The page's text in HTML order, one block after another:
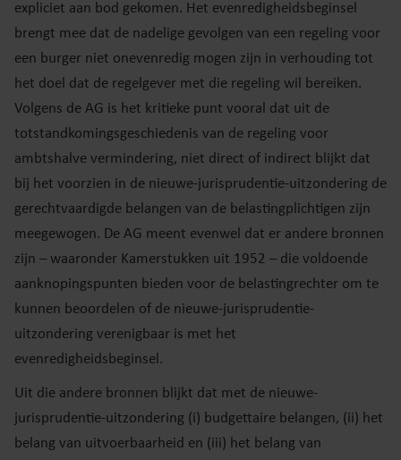
expliciet aan bod gekomen. Het evenredigheidsbeginsel
brengt mee dat de nadelige gevolgen van een regeling voor
een burger niet onevenredig mogen zijn in verhouding tot
het doel dat de regelgever met die regeling wil bereiken.
Volgens de AG is het kritieke punt vooral dat uit de
totstandkomingsgeschiedenis van de regeling voor
ambtshalve vermindering, niet direct of indirect blijkt dat
bij het voorzien in de nieuwe-jurisprudentie-uitzondering de
gerechtvaardigde belangen van de belastingplichtigen zijn
meegewogen. De AG meent evenwel dat er andere bronnen
zijn – waaronder Kamerstukken uit 1952 – die voldoende
aanknopingspunten bieden voor de belastingrechter om te
kunnen beoordelen of de nieuwe-jurisprudentie-
uitzondering verenigbaar is met het
evenredigheidsbeginsel.
Uit die andere bronnen blijkt dat met de nieuwe-
jurisprudentie-uitzondering (i) budgettaire belangen, (ii) het
belang van uitvoerbaarheid en (iii) het belang van